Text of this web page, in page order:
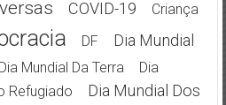
COVID-19
Criança
DF
Dia Mundial
Dia Mundial Da Terra
Dia
Refugiado
Dia Mundial Dos